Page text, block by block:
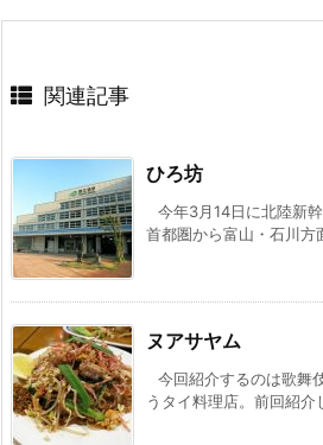
関連記事
ひろ坊
今年3月14日に北陸新
首都圏から富山・石川方
ヌアサヤム
今回紹介するのは歌舞
うタイ料理店。前回紹介